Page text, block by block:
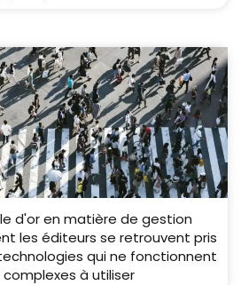
d'or en matière de gestion
les éditeurs se retrouvent pris
qui ne fonctionnent
à utiliser